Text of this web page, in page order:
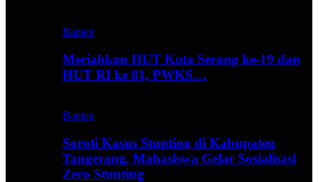
Banten
Meriahkan HUT Kota Serang ke-19 dan
HUT RI ke 81, PWKS…
Banten
Soroti Kasus Stunting di Kabupaten
Tangerang, Mahasiswa Gelar Sosialisasi
Zero Stunting